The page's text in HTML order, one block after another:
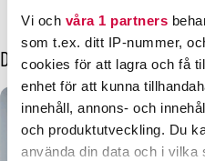
Vi och våra 1 partners
som t.ex. ditt IP-nummer,
cookies för att lagra och få
enhet för att kunna
innehåll, annons- och
och produktutveckling. Du
använda din data och i vilka
Dessa kanske också